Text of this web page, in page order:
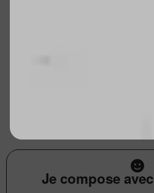
Je compose